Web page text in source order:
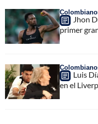
Jhon
primer
Luis
en el